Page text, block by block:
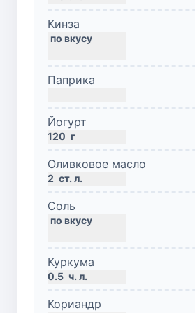
Кинза
Паприка
Йогурт
120 г
Оливковое масло
2 ст. л.
Соль
Куркума
0.5 ч. л.
Кориандр